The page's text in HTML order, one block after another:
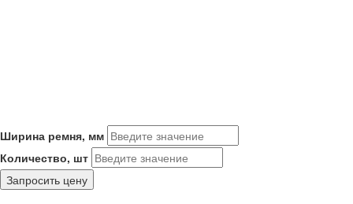
Ширина ремня, мм
Количество, шт
Запросить цену